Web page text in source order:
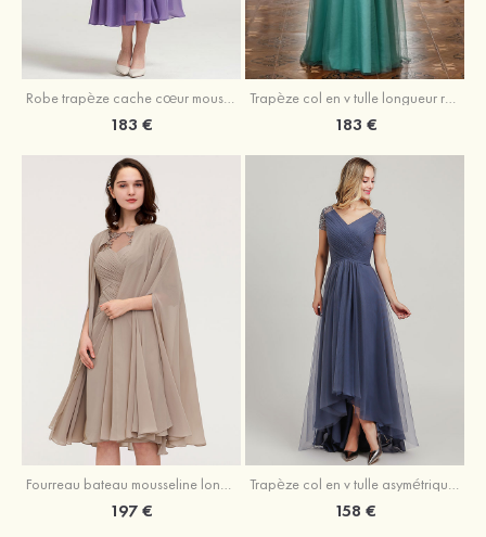
Robe trapèze cache cœur mousseline longueur mollet robe de mère de la mariée avec plissé veste
183 €
Trapèze col en v tulle longueur ras du sol robe de mère de la mariée avec perles paillettes
183 €
Fourreau bateau mousseline longueur genou robe de mère de la mariée avec appliqué plissé veste
197 €
Trapèze col en v tulle asymétrique robe de mère de la mariée
158 €